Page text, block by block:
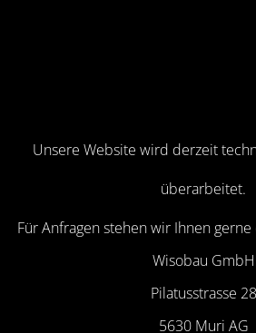
Unsere Website wird derzeit
überarbeitet.
Für Anfragen stehen wir Ihnen gerne
Wisobau GmbH
Pilatusstrasse 28
5630 Muri AG